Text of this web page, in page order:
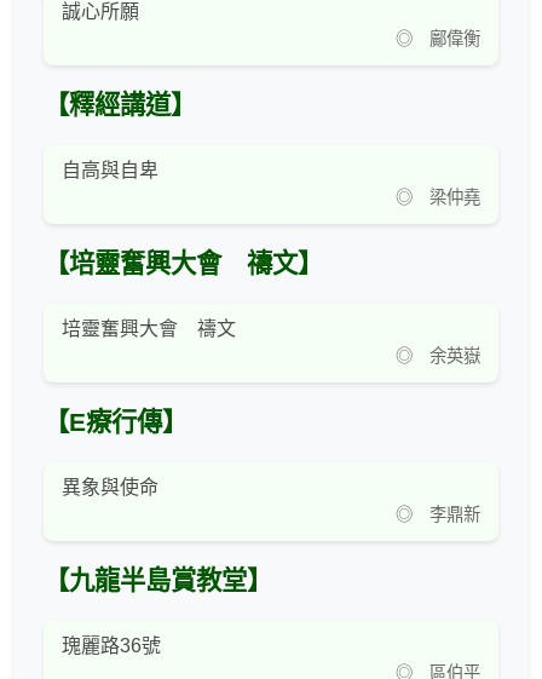
誠心所願
◎ 鄺偉衡
【釋經講道】
自高與自卑
◎ 梁仲堯
【培靈奮興大會 禱文】
培靈奮興大會 禱文
◎ 余英嶽
【E療行傳】
異象與使命
◎ 李鼎新
【九龍半島賞教堂】
瑰麗路36號
◎ 區伯平